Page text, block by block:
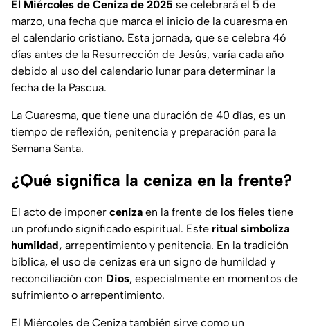
El Miércoles de Ceniza de 2025 se celebrará el 5 de
marzo, una fecha que marca el inicio de la cuaresma en
el calendario cristiano. Esta jornada, que se celebra 46
días antes de la Resurrección de Jesús, varía cada año
debido al uso del calendario lunar para determinar la
fecha de la Pascua.
La Cuaresma, que tiene una duración de 40 días, es un
tiempo de reflexión, penitencia y preparación para la
Semana Santa.
¿Qué significa la ceniza en la frente?
El acto de imponer ceniza en la frente de los fieles tiene
un profundo significado espiritual. Este ritual simboliza
humildad, arrepentimiento y penitencia. En la tradición
bíblica, el uso de cenizas era un signo de humildad y
reconciliación con Dios, especialmente en momentos de
sufrimiento o arrepentimiento.
El Miércoles de Ceniza también sirve como un